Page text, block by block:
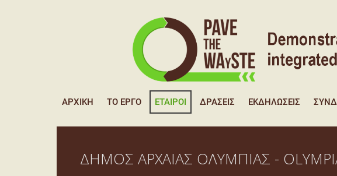
ΑΡΧΙΚΉ ΤΟ ΈΡΓΟ ΕΤΑΊΡΟΙ ΔΡΆΣΕΙΣ ΕΚΔΗΛΏΣΕΙΣ
ΔΉΜΟΣ ΑΡΧΑΊΑΣ ΟΛΥΜΠΊΑΣ -